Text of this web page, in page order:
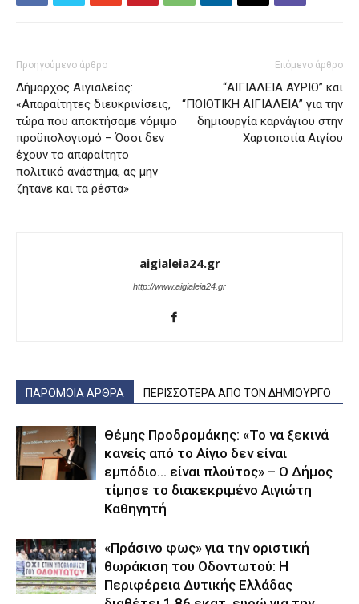
Προηγούμενο άρθρο
Δήμαρχος Αιγιαλείας:
«Απαραίτητες διευκρινίσεις,
τώρα που αποκτήσαμε νόμιμο
προϋπολογισμό – Όσοι δεν
έχουν το απαραίτητο
πολιτικό ανάστημα, ας μην
ζητάνε και τα ρέστα»
Επόμενο άρθρο
“ΑΙΓΙΑΛΕΙΑ ΑΥΡΙΟ” και
“ΠΟΙΟΤΙΚΗ ΑΙΓΙΑΛΕΙΑ” για την
δημιουργία καρνάγιου στην
Χαρτοποιία Αιγίου
aigialeia24.gr
http://www.aigialeia24.gr
ΠΑΡΟΜΟΙΑ ΑΡΘΡΑ ΠΕΡΙΣΣΟΤΕΡΑ ΑΠΟ ΤΟΝ ΔΗΜΙΟΥΡΓΟ
Θέμης Προδρομάκης: «Το να ξεκινά
κανείς από το Αίγιο δεν είναι
εμπόδιο… είναι πλούτος» – O Δήμος
τίμησε το διακεκριμένο Αιγιώτη
Καθηγητή
«Πράσινο φως» για την οριστική
θωράκιση του Οδοντωτού: Η
Περιφέρεια Δυτικής Ελλάδας